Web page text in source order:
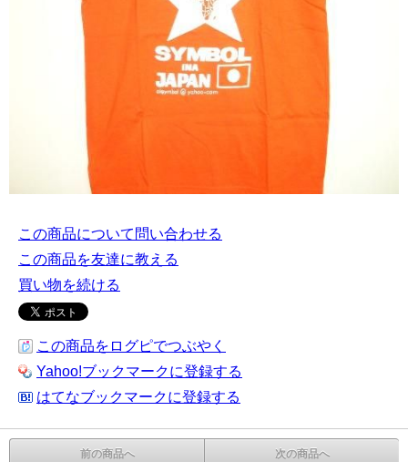
この商品について問い合わせる
この商品を友達に教える
買い物を続ける
この商品をログピでつぶやく
Yahoo!ブックマークに登録する
はてなブックマークに登録する
前の商品へ 次の商品へ